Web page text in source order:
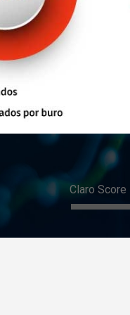
Claro Score